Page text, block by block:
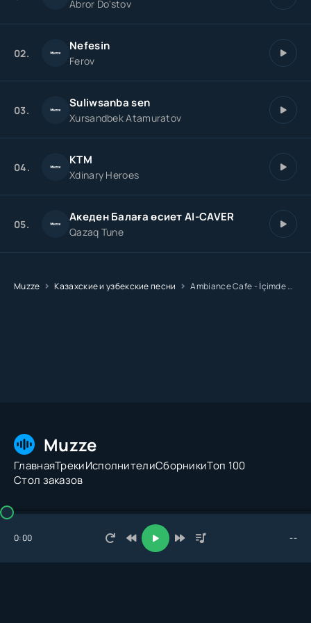
Abror Do'stov
02. Nefesin
Ferov
03. Suliwsanba sen
Xursandbek Atamuratov
04. KTM
Xdinary Heroes
05. Акеден Балаға өсиет AI-CAVER
Qazaq Tune
Muzze Казахские и узбекские песни Ambiance Cafe - İçimde Yarım Kalan
Muzze
ГлавнаяТрекиИсполнителиСборникиТоп 100
Стол заказов
© 2026 Muzze.net. Все права защищены. Администрация:
0:00 --